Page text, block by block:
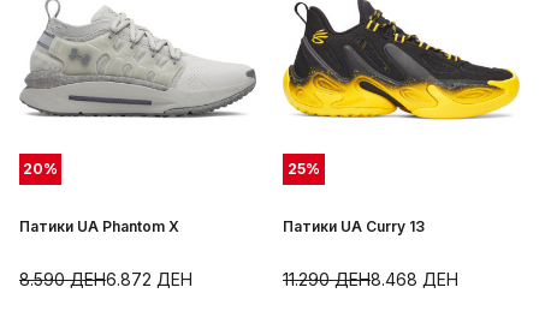
20%
Патики UA Phantom X
6.872 ДЕН
8.590ДЕН
25%
Патики UA Curry 13
8.468 ДЕН
11.290ДЕН